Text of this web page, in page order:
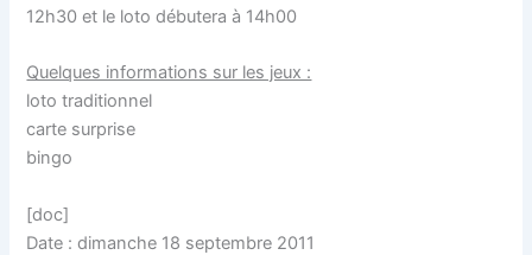
12h30 et le loto débutera à 14h00
Quelques informations sur les jeux :
loto traditionnel
carte surprise
bingo
[doc]
Date : dimanche 18 septembre 2011